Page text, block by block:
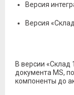
Версия
Версия
В версии «Склад
документа MS,
компоненты до